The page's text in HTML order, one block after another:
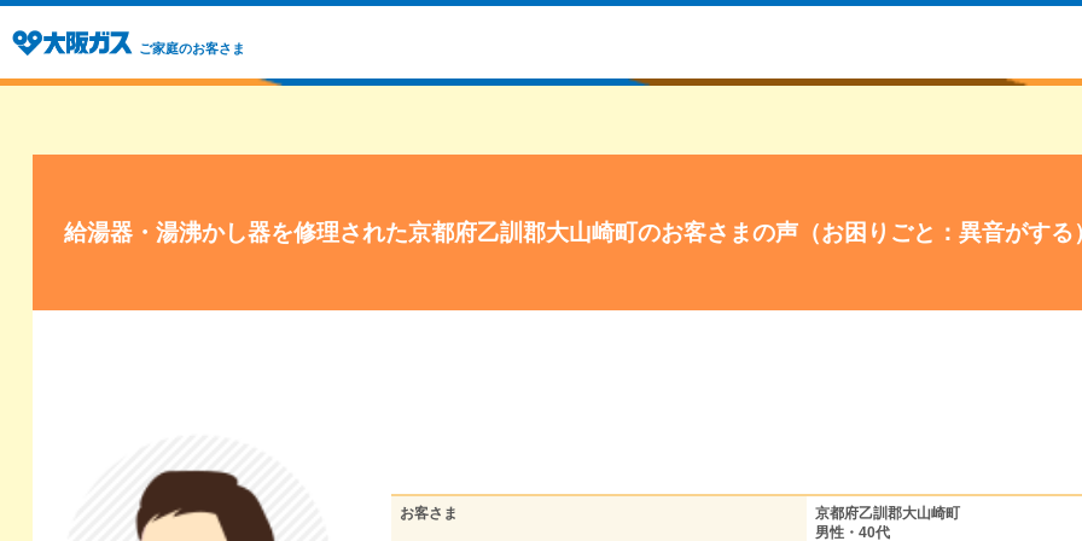
ご家庭のお客さま
給湯器・湯沸かし器を修理された京都府乙訓郡大山崎町のお客さまの声（お困りごと：異音がする
お客さま
京都府乙訓郡大山崎町
男性・40代